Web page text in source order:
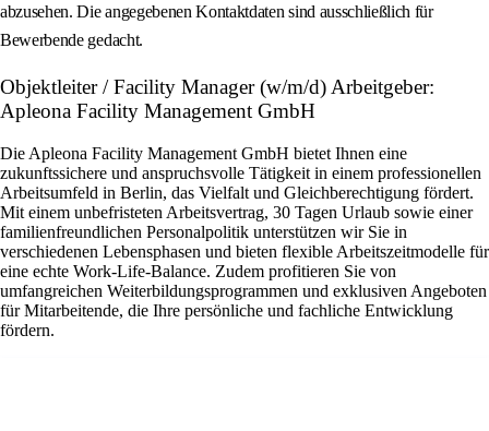
abzusehen. Die angegebenen Kontaktdaten sind ausschließlich für
Bewerbende gedacht.
Objektleiter / Facility Manager (w/m/d) Arbeitgeber:
Apleona Facility Management GmbH
Die Apleona Facility Management GmbH bietet Ihnen eine
zukunftssichere und anspruchsvolle Tätigkeit in einem professionellen
Arbeitsumfeld in Berlin, das Vielfalt und Gleichberechtigung fördert.
Mit einem unbefristeten Arbeitsvertrag, 30 Tagen Urlaub sowie einer
familienfreundlichen Personalpolitik unterstützen wir Sie in
verschiedenen Lebensphasen und bieten flexible Arbeitszeitmodelle für
eine echte Work-Life-Balance. Zudem profitieren Sie von
umfangreichen Weiterbildungsprogrammen und exklusiven Angeboten
für Mitarbeitende, die Ihre persönliche und fachliche Entwicklung
fördern.